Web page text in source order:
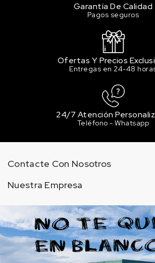
Garantía De Calidad
Pagos seguros
Ofertas Y Precios
Entregas en 24-48
24/7 Atención
Teléfono - Whatsapp
Contacte Con Nosotros
Nuestra Empresa